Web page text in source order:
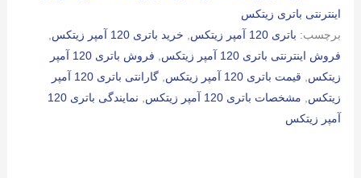
اینترنتی باتری زیتکس
برچسب: باتری 120 آمپر زیتکس , خرید باتری 120 آمپر زیتکس
,
فروش اینترنتی باتری 120 آمپر زیتکس
,
فروش باتری 120 آمپر
زیتکس, قیمت باتری 120 آمپر زیتکس ,
گارانتی باتری 120 آمپر
زیتکس, مشخصات باتری 120 آمپر زیتکس ,
نمایندگی باتری 120
آمپر زیتکس